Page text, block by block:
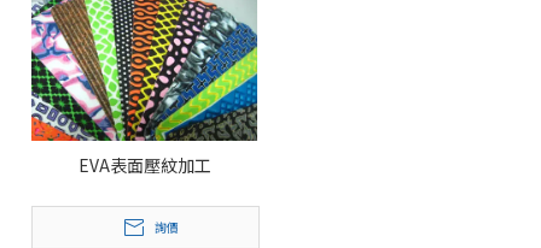
EVA表面壓紋加工
詢價